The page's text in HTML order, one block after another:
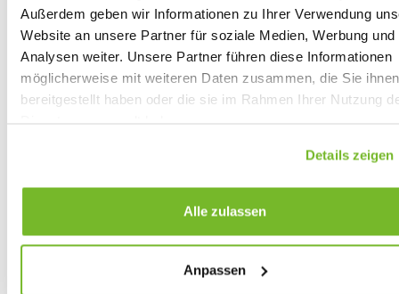
Außerdem geben wir Informationen zu Ihrer Verwendung
Website an unsere Partner für soziale Medien, Werbung und
Analysen weiter. Unsere Partner führen diese Informationen
möglicherweise mit weiteren Daten zusammen, die Sie ihnen
bereitgestellt haben oder die sie im Rahmen Ihrer Nutzung
Details zeigen
Alle zulassen
Anpassen
Bestellung!
Kunde: Fuhler Wegenbouw Emmen B.V.
Website:www.fuhler.nl
Fuhler Wegenbouw ist ein Familienunternehmen,
mit eigenen Maschinen, Sandgewinnung sowie
tätig ist. Projekte im Nordosten der Provinzen
Drenthe und Groningen werden von der